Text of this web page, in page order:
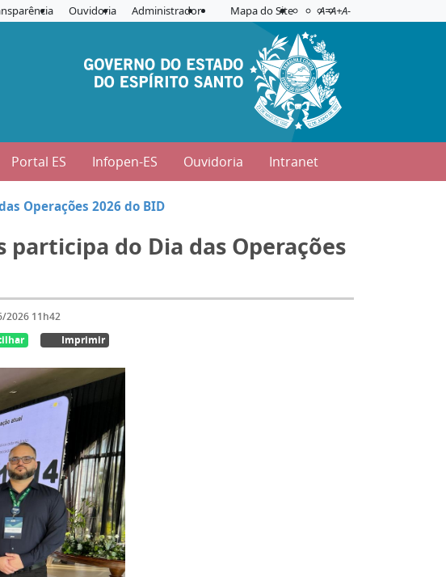
Ouvidoria Administrador Mapa do Site Acessibilidade
Aplicar contraste
A=A+A-
Portal ES Infopen-ES Ouvidoria Intranet
Operações 2026 do BID
participa do Dia das Operações
2026 11h42
Imprimir